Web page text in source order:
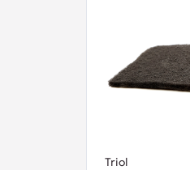
Triol